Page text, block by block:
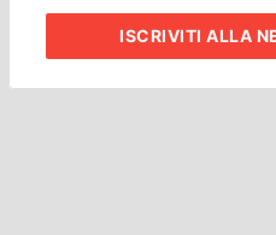
ISCRIVITIALLA